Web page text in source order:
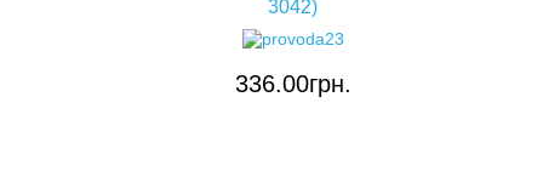
3042)
336.00грн.